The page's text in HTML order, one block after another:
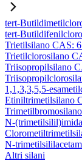
tert-
tert-
Trietilsilano CAS:
Trietilclorosilano
Triisopropilsilano
1,1,3,3,5,5-
Etiniltrimetilsilano
N-
N-
Altri silani